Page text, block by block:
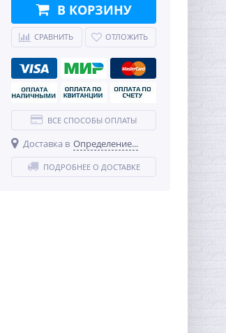
В КОРЗИНУ
СРАВНИТЬ ОТЛОЖИТЬ
ВСЕ СПОСОБЫ ОПЛАТЫ
Доставка в Определение...
ПОДРОБНЕЕ О ДОСТАВКЕ